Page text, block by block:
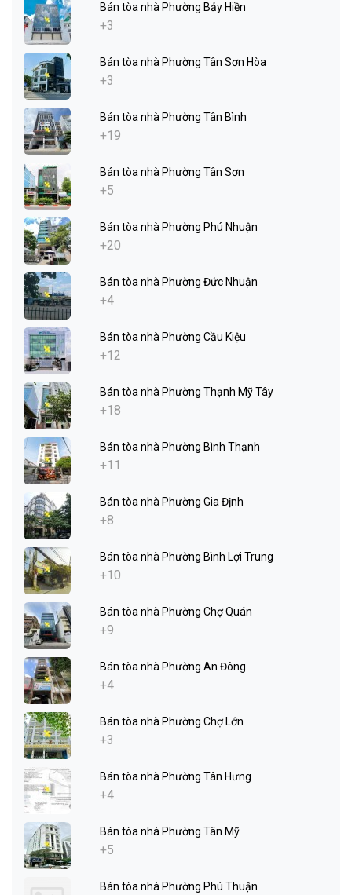
Bán tòa nhà Phường Bảy Hiền
+3
Bán tòa nhà Phường Tân Sơn Hòa
+3
Bán tòa nhà Phường Tân Bình
+19
Bán tòa nhà Phường Tân Sơn
+5
Bán tòa nhà Phường Phú Nhuận
+20
Bán tòa nhà Phường Đức Nhuận
+4
Bán tòa nhà Phường Cầu Kiệu
+12
Bán tòa nhà Phường Thạnh Mỹ Tây
+18
Bán tòa nhà Phường Bình Thạnh
+11
Bán tòa nhà Phường Gia Định
+8
Bán tòa nhà Phường Bình Lợi Trung
+10
Bán tòa nhà Phường Chợ Quán
+9
Bán tòa nhà Phường An Đông
+4
Bán tòa nhà Phường Chợ Lớn
+3
Bán tòa nhà Phường Tân Hưng
+4
Bán tòa nhà Phường Tân Mỹ
+5
Bán tòa nhà Phường Phú Thuận